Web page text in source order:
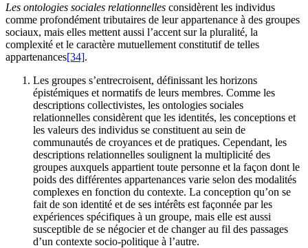
Les ontologies sociales relationnelles considèrent les individus
comme profondément tributaires de leur appartenance à des groupes
sociaux, mais elles mettent aussi l’accent sur la pluralité, la
complexité et le caractère mutuellement constitutif de telles
appartenances[34].
Les groupes s’entrecroisent, définissant les horizons
épistémiques et normatifs de leurs membres. Comme les
descriptions collectivistes, les ontologies sociales
relationnelles considèrent que les identités, les conceptions et
les valeurs des individus se constituent au sein de
communautés de croyances et de pratiques. Cependant, les
descriptions relationnelles soulignent la multiplicité des
groupes auxquels appartient toute personne et la façon dont le
poids des différentes appartenances varie selon des modalités
complexes en fonction du contexte. La conception qu’on se
fait de son identité et de ses intérêts est façonnée par les
expériences spécifiques à un groupe, mais elle est aussi
susceptible de se négocier et de changer au fil des passages
d’un contexte socio-politique à l’autre.